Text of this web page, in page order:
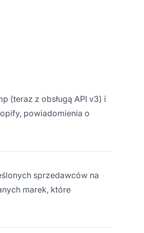
(teraz z obsługą API v3) i
powiadomienia o
sprzedawców na
marek, które